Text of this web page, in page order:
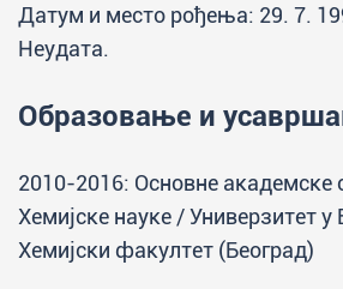
Датум и место рођења: 29. 7.
Неудата.
Образовање и
2010-2016: Основне академске
Хемијске науке / Универзитет у
Хемијски факултет (Београд)